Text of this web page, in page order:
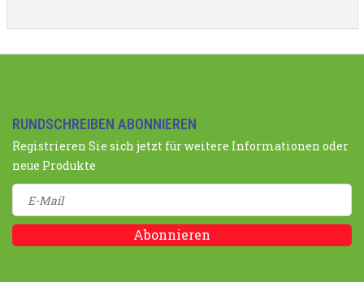
RUNDSCHREIBEN ABONNIEREN
Registrieren Sie sich jetzt für weitere Informationen oder
neue Produkte
Abonnieren